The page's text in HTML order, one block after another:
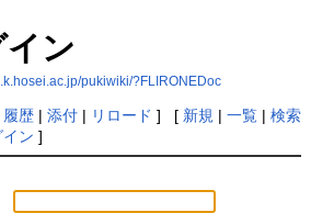
イン
pukiwiki/?FLIRONEDoc
履歴| 添付| リロード ] [ 新規 | 一覧| 検索
イン ]